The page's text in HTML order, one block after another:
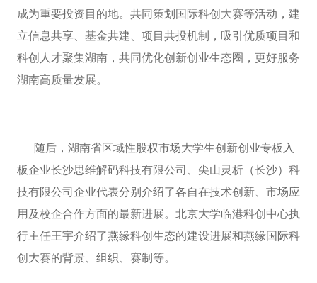
成为重要投资目的地。共同策划国际科创大赛等活动，建
立信息共享、基金共建、项目共投机制，吸引优质项目和
科创人才聚集湖南，共同优化创新创业生态圈，更好服务
湖南高质量发展。
随后，湖南省区域性股权市场大学生创新创业专板入
板企业长沙思维解码科技有限公司、尖山灵析（长沙）科
技有限公司企业代表分别介绍了各自在技术创新、市场应
用及校企合作方面的最新进展。北京大学临港科创中心执
行主任王宇介绍了燕缘科创生态的建设进展和燕缘国际科
创大赛的背景、组织、赛制等。